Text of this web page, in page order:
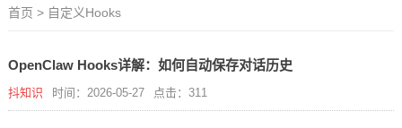
首页 > 自定义Hooks
OpenClaw Hooks详解：如何自动保存对话历史
抖知识 时间：2026-05-27 点击：311